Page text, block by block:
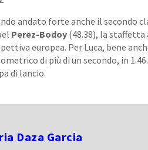
andato forte anche il secondo
Perez-Bodoy (48.38), la staffetta
europea. Per Luca, bene
di più di un secondo, in
di lancio.
Daza Garcia